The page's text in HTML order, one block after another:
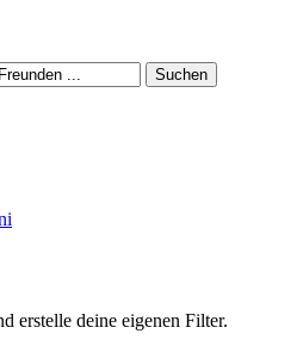
Suchen
erstelle deine eigenen Filter.